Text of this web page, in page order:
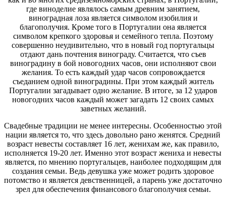
где виноделие являлось самым древним занятием,
виноградная лоза является символом изобилия и
благополучия. Кроме того в Португалии она является
символом крепкого здоровья и семейного тепла. Поэтому
совершенно неудивительно, что в новый год португальцы
отдают дань почтения винограду. Считается, что съев
виноградину в бой новогодних часов, они исполняют свои
желания. То есть каждый удар часов сопровождается
съеданием одной виноградины. При этом каждый житель
Португалии загадывает одно желание. В итоге, за 12 ударов
новогодних часов каждый может загадать 12 своих самых
заветных желаний.
Свадебные традиции не менее интересны. Особенностью этой
нации является то, что здесь довольно рано женятся. Средний
возраст невесты составляет 16 лет, женихам же, как правило,
исполняется 19-20 лет. Именно этот возраст жениха и невесты
является, по мнению португальцев, наиболее подходящим для
создания семьи. Ведь девушка уже может родить здоровое
потомство и является девственницей, а парень уже достаточно
зрел для обеспечения финансового благополучия семьи.